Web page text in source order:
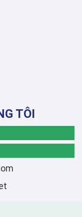
TÔI